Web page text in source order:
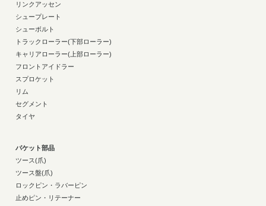
リンクアッセン
シュープレート
シューボルト
トラックローラー(下部ローラー)
キャリアローラー(上部ローラー)
フロントアイドラー
スプロケット
リム
セグメント
タイヤ
バケット部品
ツース(爪)
ツース盤(爪)
ロックピン・ラバーピン
止めピン・リテーナー